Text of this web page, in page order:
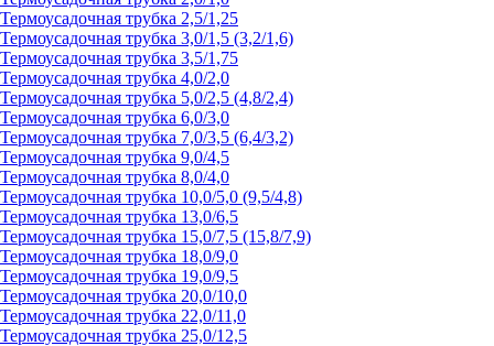
Термоусадочная трубка 2,5/1,25
Термоусадочная трубка 3,0/1,5 (3,2/1,6)
Термоусадочная трубка 3,5/1,75
Термоусадочная трубка 4,0/2,0
Термоусадочная трубка 5,0/2,5 (4,8/2,4)
Термоусадочная трубка 6,0/3,0
Термоусадочная трубка 7,0/3,5 (6,4/3,2)
Термоусадочная трубка 9,0/4,5
Термоусадочная трубка 8,0/4,0
Термоусадочная трубка 10,0/5,0 (9,5/4,8)
Термоусадочная трубка 13,0/6,5
Термоусадочная трубка 15,0/7,5 (15,8/7,9)
Термоусадочная трубка 18,0/9,0
Термоусадочная трубка 19,0/9,5
Термоусадочная трубка 20,0/10,0
Термоусадочная трубка 22,0/11,0
Термоусадочная трубка 25,0/12,5